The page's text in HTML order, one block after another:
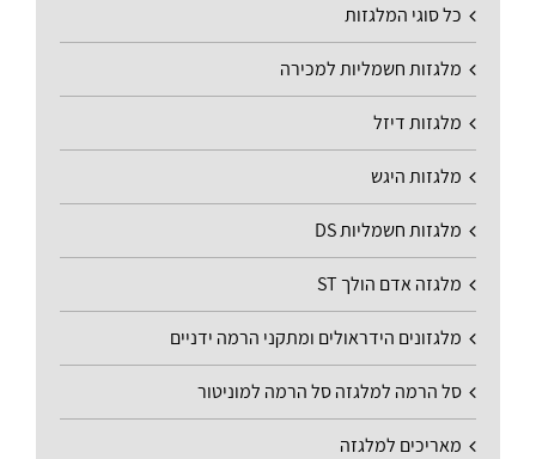
כל סוגי המלגזות
מלגזות חשמליות למכירה
מלגזות דיזל
מלגזות היגש
מלגזות חשמליות DS
מלגזה אדם הולך ST
מלגזונים הידראולים ומתקני הרמה ידניים
סל הרמה למלגזה סל הרמה למוניטור
מאריכים למלגזה